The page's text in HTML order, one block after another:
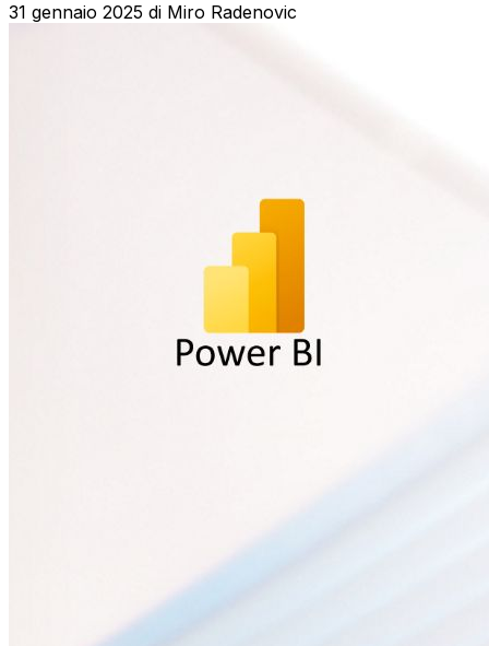
31 gennaio 2025 di Miro Radenovic